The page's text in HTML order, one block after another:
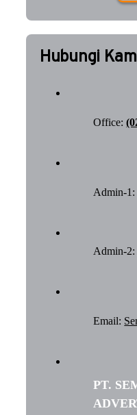
Hubungi
Office:
Admin-
Admin-
Email:
PT.